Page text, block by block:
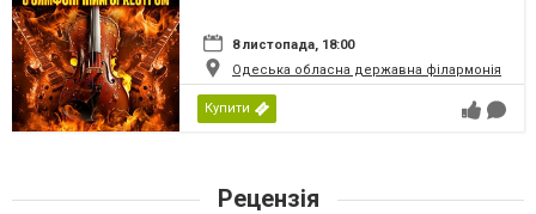
8 листопада, 18:00
Одеська обласна державна філармонія
Купити
Рецензія